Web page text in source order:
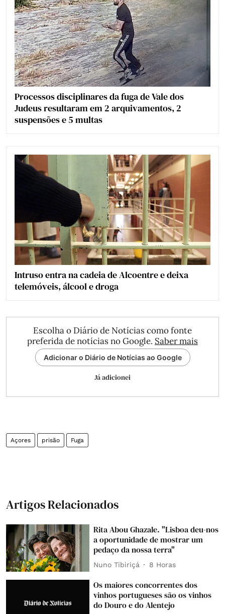
Processos disciplinares da fuga de Vale dos
Judeus resultaram em 2 arquivamentos, 2
suspensões e 5 multas
Intruso entra na cadeia de Alcoentre e deixa
telemóveis, álcool e droga
Escolha o Diário de Notícias como fonte
preferida de notícias no Google. Saber mais
Adicionar o Diário de Notícias ao Google
Já adicionei
Açores prisão Fuga
Artigos Relacionados
Rita Abou Ghazale. "Lisboa deu-nos
a oportunidade de mostrar um
pedaço da nossa terra"
Nuno Tibiriçá 8 Horas
Os maiores concorrentes dos
vinhos portugueses são os vinhos
do Douro e do Alentejo